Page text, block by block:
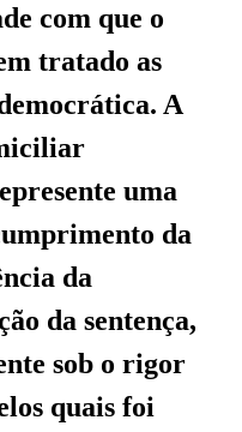
com que o
tratado as
A
uma
da
da
da sentença,
sob o rigor
quais foi